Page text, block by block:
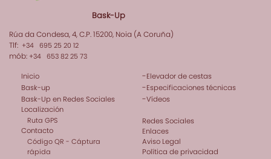
Bask-Up
Rúa da Condesa, 4, C.P. 15200, Noia (A Coruña)
Tlf: +34 695 25 20 12
mób: +34 653 82 25 73
Inicio
Bask-up
Bask-Up en Redes Sociales
Localización
Ruta GPS
Contacto
Código QR - Cáptura
rápida
-Elevador de cestas
-Especificaciones técnicas
-Vídeos
Redes Sociales
Enlaces
Aviso Legal
Política de privacidad